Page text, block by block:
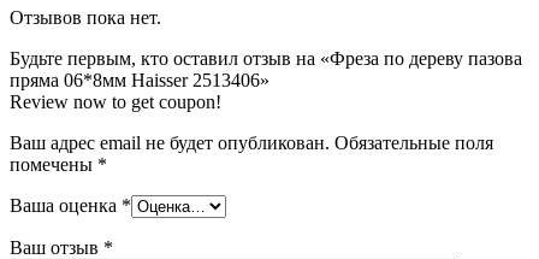
Отзывов пока нет.
Будьте первым, кто оставил отзыв на «Фреза по дереву пазова
пряма 06*8мм Haisser 2513406»
Review now to get coupon!
Ваш адрес email не будет опубликован. Обязательные поля
помечены *
Ваша оценка *
Ваш отзыв *